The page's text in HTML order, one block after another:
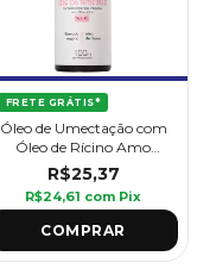
FRETE GRÁTIS*
Óleo de Umectação com
Óleo de Rícino Amo
Cachos 100 ml - Griffus
R$25,37
R$24,61 com Pix